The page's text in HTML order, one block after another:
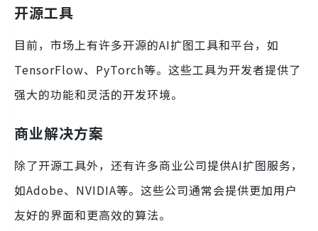
开源工具
目前，市场上有许多开源的AI扩图工具和平台，如
TensorFlow、PyTorch等。这些工具为开发者提供了
强大的功能和灵活的开发环境。
商业解决方案
除了开源工具外，还有许多商业公司提供AI扩图服务，
如Adobe、NVIDIA等。这些公司通常会提供更加用户
友好的界面和更高效的算法。